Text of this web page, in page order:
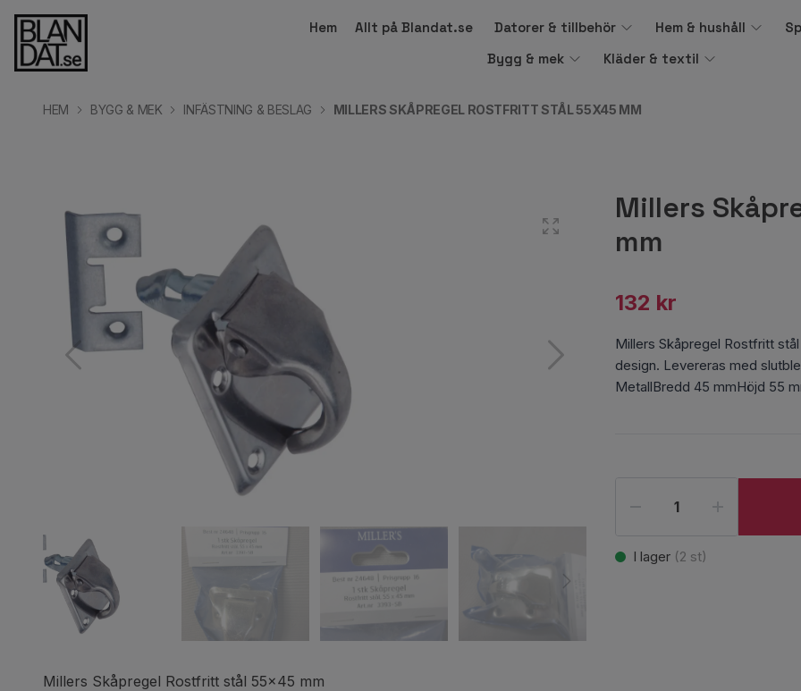
Hem Allt på Blandat.se Datorer & tillbehör Hem & hushåll
Bygg & mek
Kläder & textil
HEM BYGG & MEK INFÄSTNING & BESLAG MILLERS SKÅPREGEL ROSTFRITT STÅL 55X45 MM
Millers
mm
132 kr
Millers Skåpregel Rostfritt
design. Levereras med
MetallBredd 45 mmHöjd 55
I lager (2 st)
Millers Skåpregel Rostfritt stål 55x45 mm